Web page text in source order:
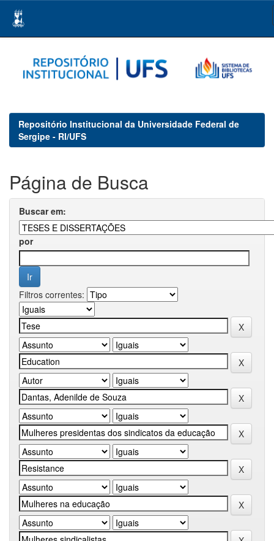
navigation
Repositório Institucional da Universidade Federal de
Sergipe - RI/UFS
Página de Busca
Buscar em:
por
Filtros correntes: